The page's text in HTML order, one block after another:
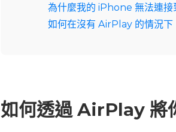
為什麼我的 iPhone 無法連
如何在沒有 AirPlay 的情況
如何透過 AirPlay 將